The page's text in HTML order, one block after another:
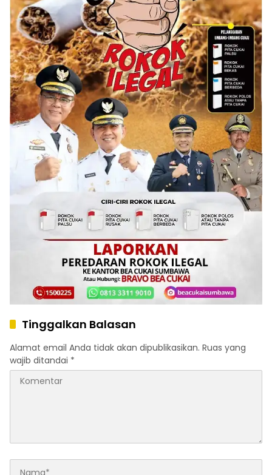
Tinggalkan Balasan
Alamat email Anda tidak akan dipublikasikan. Ruas yang
wajib ditandai *